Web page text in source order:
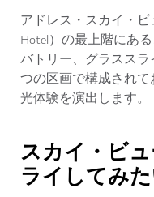
アドレス・スカイ・ビ
Hotel）の最上階にあ
バトリー、グラスス
つの区画で構成され
光体験を演出します。
スカイ・ビ
ライしてみ